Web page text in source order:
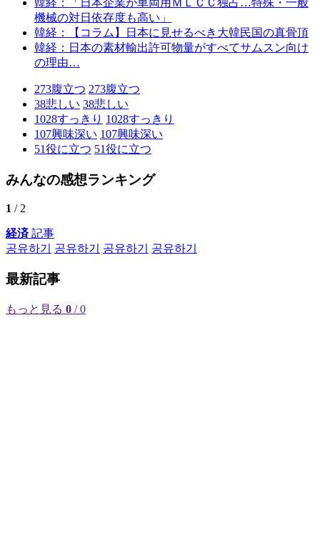
機械の対日依存度も高い」
韓経：【コラム】日本に見せるべき大韓民国の真骨頂
韓経：日本の素材輸出許可物量がすべてサムスン向け
の理由…
273腹立つ 273腹立つ
38悲しい 38悲しい
1028すっきり 1028すっきり
107興味深い 107興味深い
51役に立つ 51役に立つ
みんなの感想ランキング
1 / 2
経済記事
공유하기
공유하기 공유하기 공유하기
最新記事
もっと見る 0 / 0